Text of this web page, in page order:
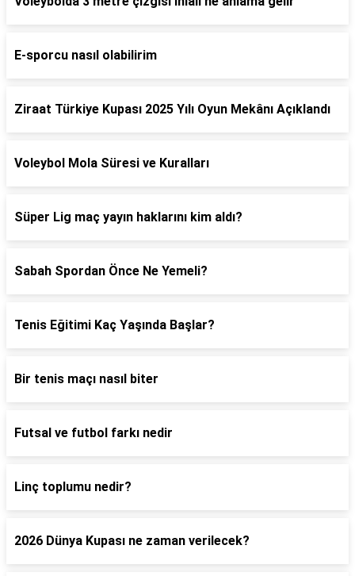
E-sporcu nasıl olabilirim
Ziraat Türkiye Kupası 2025 Yılı Oyun Mekânı Açıklandı
Voleybol Mola Süresi ve Kuralları
Süper Lig maç yayın haklarını kim aldı?
Sabah Spordan Önce Ne Yemeli?
Tenis Eğitimi Kaç Yaşında Başlar?
Bir tenis maçı nasıl biter
Futsal ve futbol farkı nedir
Linç toplumu nedir?
2026 Dünya Kupası ne zaman verilecek?